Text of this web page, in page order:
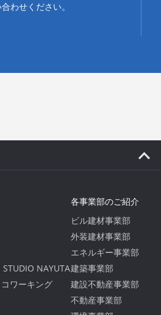
わせください。
NAYUTA
ワーキング
各事業部のご紹介
ビル建材事業部
外装建材事業部
エネルギー事業部
建築事業部
建設不動産事業部
不動産事業部